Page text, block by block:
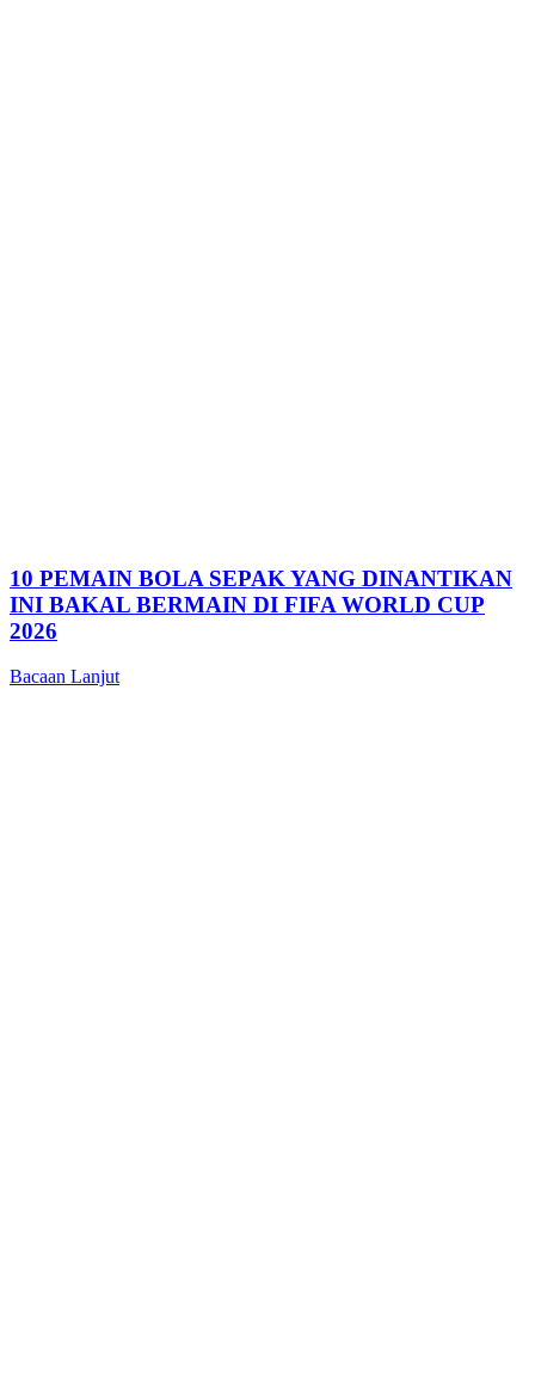
10 PEMAIN BOLA SEPAK YANG DINANTIKAN
INI BAKAL BERMAIN DI FIFA WORLD CUP
2026
Bacaan Lanjut